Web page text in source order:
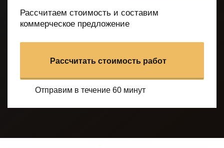
Рассчитаем стоимость и составим
коммерческое предложение
Рассчитать стоимость работ
Отправим в течение 60 минут